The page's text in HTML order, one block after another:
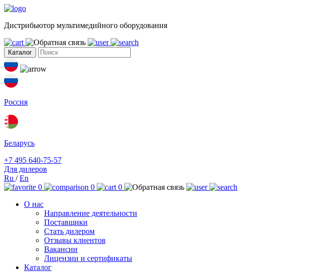
Дистрибьютор мультимедийного оборудования
Каталог
Россия
Беларусь
+7 495 640-75-57
Для дилеров
Ru /En
0
0
0
О нас
Направление деятельности
Поставщики
Стать дилером
Отзывы клиентов
Вакансии
Лицензии и сертификаты
Каталог